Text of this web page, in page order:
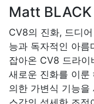
Matt BLACK
CV8의 진화, 드디
능과 독자적인 아름
잡아온 CV8 드라이
새로운 진화를 이룬
의한 가변식 기능을